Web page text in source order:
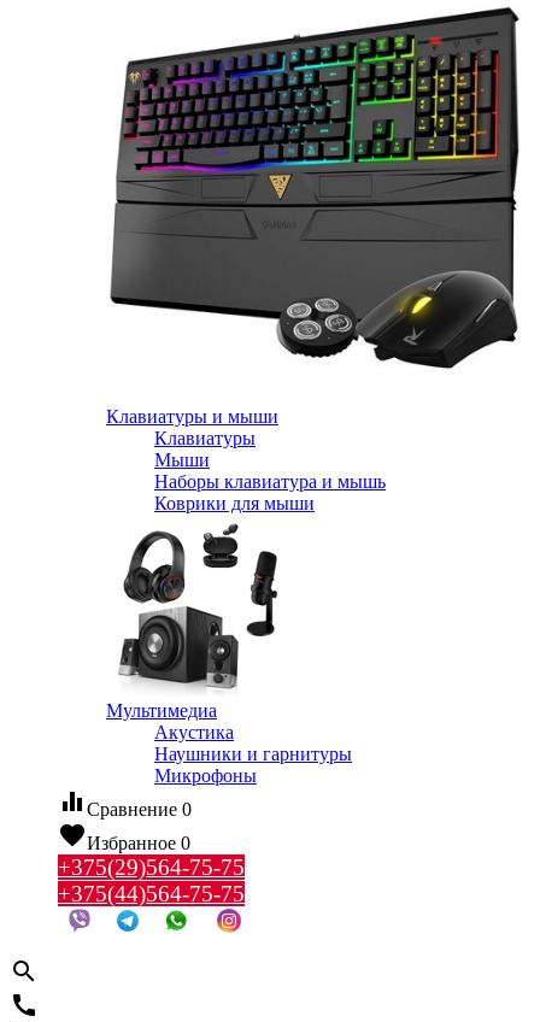
Клавиатуры и мыши
Клавиатуры
Мыши
Наборы клавиатура и мышь
Коврики для мыши
Мультимедиа
Акустика
Наушники и гарнитуры
Микрофоны
equalizer Сравнение 0
favoriteИзбранное 0
+375(29)564-75-75
+375(44)564-75-75
search
call